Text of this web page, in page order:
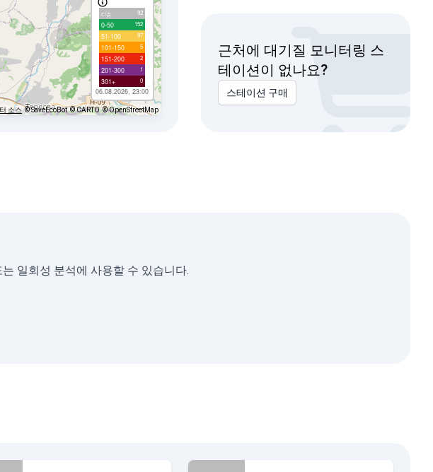
с/д 92
0-50 152
51-100 97
101-150 5
151-200 2
201-300 1
301+ 0
06.08.2026, 23:00
소스 © SaveEcoBot © CARTO © OpenStreetMap
근처에 대기질 모니터링 스
테이션이 없나요?
스테이션 구매
일회성 분석에 사용할 수 있습니다.